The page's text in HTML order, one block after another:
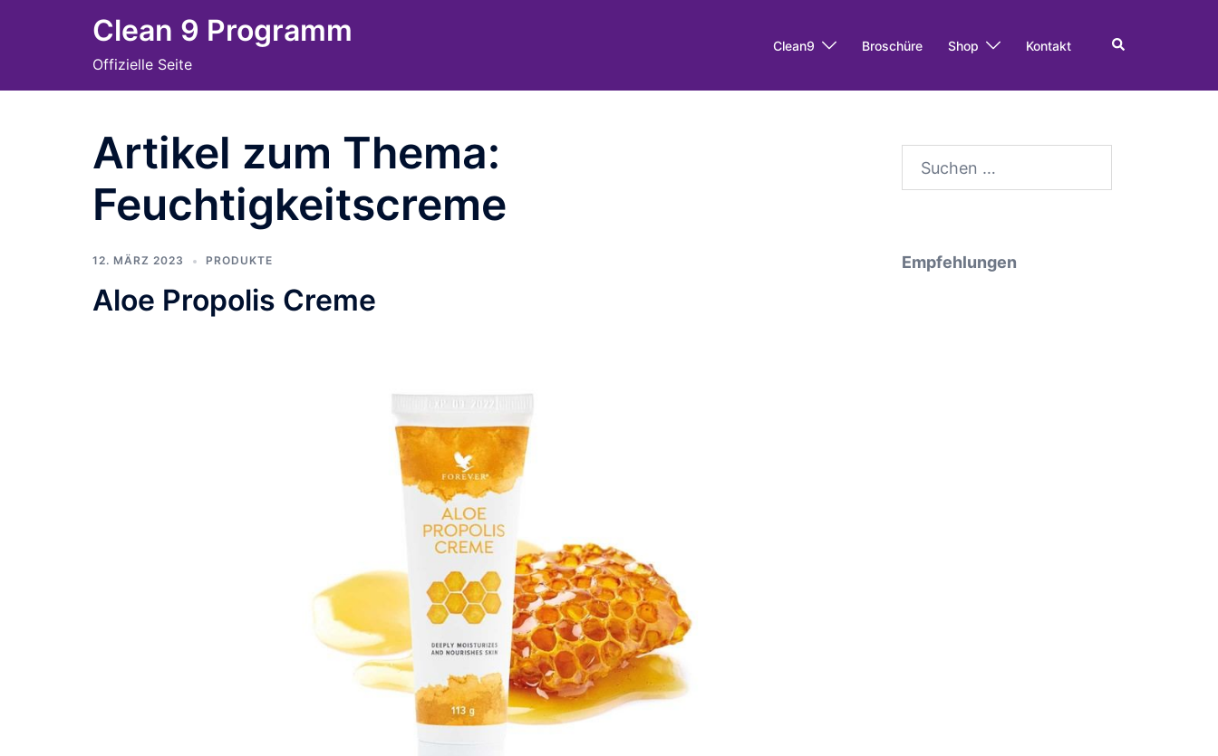
Clean 9 Programm
Offizielle Seite
Clean9 Broschüre Shop Kontakt Search
Artikel zum Thema:
Feuchtigkeitscreme
12. MÄRZ 2023 PRODUKTE
Aloe Propolis Creme
Suche
Empfehlungen